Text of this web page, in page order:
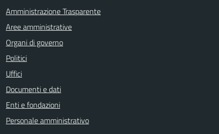
Amministrazione Trasparente
Aree amministrative
Organi di governo
Politici
Uffici
Documenti e dati
Enti e fondazioni
Personale amministrativo